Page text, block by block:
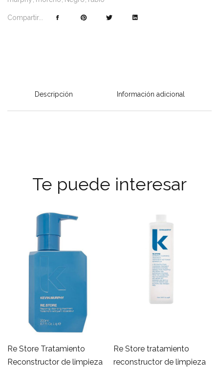
Compartir...
Descripción Información adicional
Te puede interesar
Re Store Tratamiento
Reconstructor de limpieza
Re Store tratamiento
reconstructor de limpieza